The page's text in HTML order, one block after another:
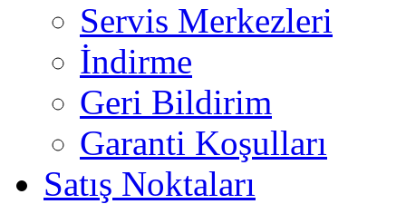
Servis Merkezleri
İndirme
Geri Bildirim
Garanti Koşulları
Satış Noktaları